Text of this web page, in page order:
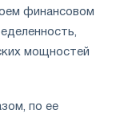
финансовом
мощностей
по ее